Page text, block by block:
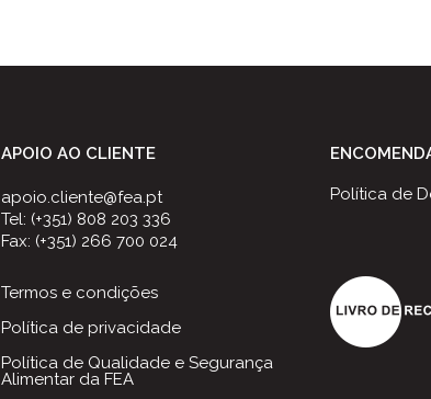
APOIO AO CLIENTE
apoio.cliente@fea.pt
Tel: (+351) 808 203 336
Fax: (+351) 266 700 024
Termos e condições
Política de privacidade
Política de Qualidade e Segurança
Alimentar da FEA
Política de